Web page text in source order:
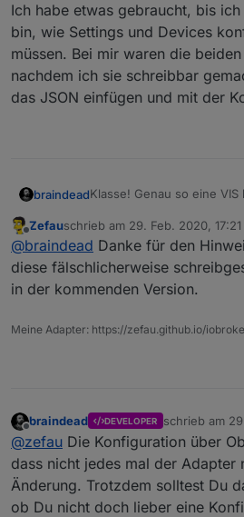
Visualisierung
spezifische Anforderungen
ioBroker.vis verwendet.
Mehr Informationen
Mehr Informationen -
gibt es im Wiki .
Gestalte mit und stimme ab
Bitte stimmt für eure
favorisierten Feature
Jeder Emoticon zählt gleich.
zu viele Feature Requests ab,
hier:Übersicht der Feature
Die Konfiguration von
werden.
Nachfolgend einige
Users
@braindead:https://
@JackDaniel :https://
Ich habe etwas gebraucht, bis
bin, wie Settings und Devices
müssen. Bei mir waren die
nachdem ich sie schreibbar
das JSON einfügen und mit der
braindeadKlasse! Genau so eine
Ich habe etwas gebraucht,
gekommen bin, wie
konfiguriert werden
beiden States readonly.
schreibbar gemacht habe,
Offline
Zefauschrieb am 29. Feb. 2020, 17:21
zuletzt editiert von
@braindead Danke für den
diese fälschlicherweise
in der kommenden Version.
Meine Adapter: https://zefau.github.io/
Offline
braindead DEVELOPER schrieb am
zuletzt
@zefau Die Konfiguration über
dass nicht jedes mal der Adapter
Änderung. Trotzdem solltest Du
ob Du nicht doch lieber eine